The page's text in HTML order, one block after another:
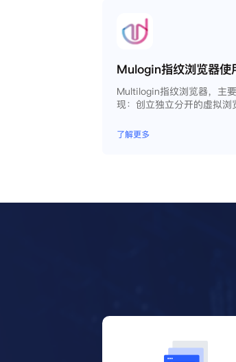
Multilogin指纹浏览器，主
现：创立独立分开的虚拟浏
重浏览器文件，展开团队协
构建商务工作流程，开发网
了解更多